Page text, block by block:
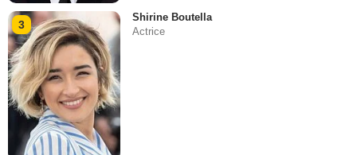
3
Shirine Boutella
Actrice